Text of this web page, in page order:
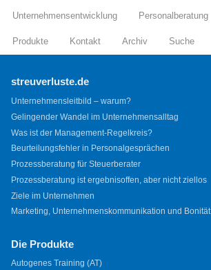
Unternehmensentwicklung Personalberatung
Produkte Kontakt Archiv Suche
streuverluste.de
Unternehmensleitbild – warum?
Gelingender Wandel im Unternehmensalltag
Was ist der Management-Regelkreis?
Beurteilungsfehler in Personalgesprächen
Prozessberatung für Steuerberater
Prozessberatung ist ergebnisoffen, aber nicht ziellos
Ziele im Unternehmen
Marketing, Unternehmenskommunikation und Bonität
Die Produkte
Autogenes Training (AT)